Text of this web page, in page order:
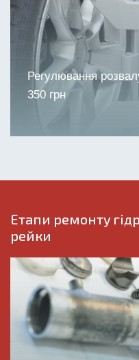
Регулювання
350 грн
Етапи ремонту
рейки